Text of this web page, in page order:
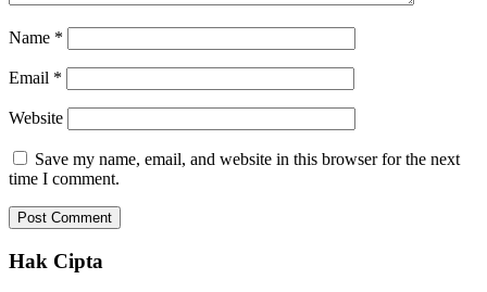
Name *
Email *
Website
Save my name, email, and website in this browser for the next
time I comment.
Hak Cipta